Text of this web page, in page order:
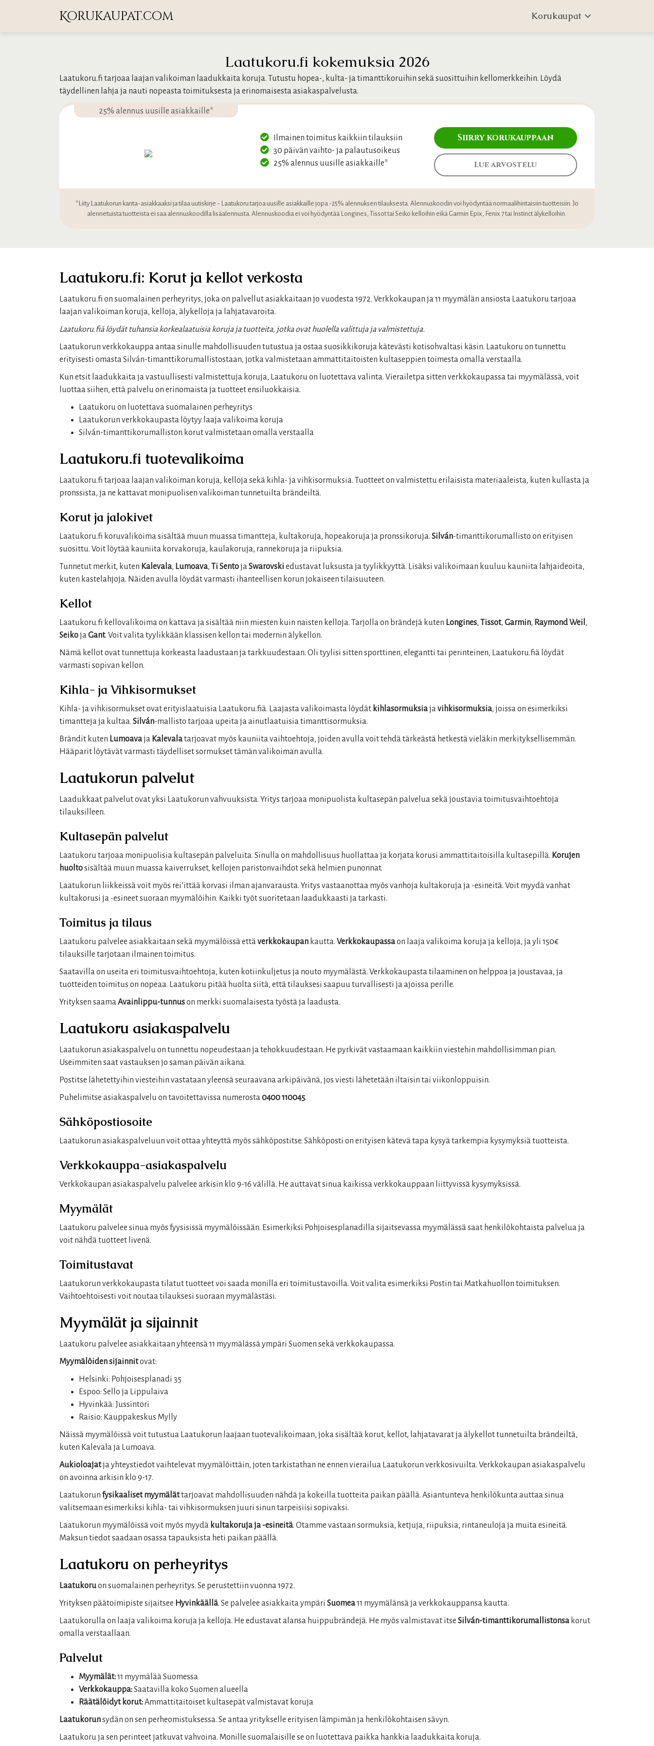
Korukaupat.com Korukaupat
Laatukoru.fi kokemuksia 2026
Laatukoru.fi tarjoaa laajan valikoiman laadukkaita koruja. Tutustu hopea-, kulta- ja timanttikoruihin sekä suosittuihin kellomerkkeihin. Löydä
täydellinen lahja ja nauti nopeasta toimituksesta ja erinomaisesta asiakaspalvelusta.
25% alennus uusille asiakkaille*
Ilmainen toimitus kaikkiin tilauksiin
30 päivän vaihto- ja palautusoikeus
25% alennus uusille asiakkaille*
Siirry korukauppaan
Lue arvostelu
*Liity Laatukorun kanta-asiakkaaksi ja tilaa uutiskirje - Laatukoru tarjoa uusille asiakkaille jopa -25% alennuksen tilauksesta. Alennuskoodin voi hyödyntää normaalihintaisiin tuotteisiin. Jo
alennetuista tuotteista ei saa alennuskoodilla lisäalennusta. Alennuskoodia ei voi hyödyntää Longines, Tissot tai Seiko kelloihin eikä Garmin Epix, Fenix 7 tai Instinct älykelloihin.
Laatukoru.fi: Korut ja kellot verkosta
Laatukoru.fi on suomalainen perheyritys, joka on palvellut asiakkaitaan jo vuodesta 1972. Verkkokaupan ja 11 myymälän ansiosta Laatukoru tarjoaa
laajan valikoiman koruja, kelloja, älykelloja ja lahjatavaroita.
Laatukoru.fiä löydät tuhansia korkealaatuisia koruja ja tuotteita, jotka ovat huolella valittuja ja valmistettuja.
Laatukorun verkkokauppa antaa sinulle mahdollisuuden tutustua ja ostaa suosikkikoruja kätevästi kotisohvaltasi käsin. Laatukoru on tunnettu
erityisesti omasta Silván-timanttikorumallistostaan, jotka valmistetaan ammattitaitoisten kultaseppien toimesta omalla verstaalla.
Kun etsit laadukkaita ja vastuullisesti valmistettuja koruja, Laatukoru on luotettava valinta. Vierailetpa sitten verkkokaupassa tai myymälässä, voit
luottaa siihen, että palvelu on erinomaista ja tuotteet ensiluokkaisia.
Laatukoru on luotettava suomalainen perheyritys
Laatukorun verkkokaupasta löytyy laaja valikoima koruja
Silván-timanttikorumalliston korut valmistetaan omalla verstaalla
Laatukoru.fi tuotevalikoima
Laatukoru.fi tarjoaa laajan valikoiman koruja, kelloja sekä kihla- ja vihkisormuksia. Tuotteet on valmistettu erilaisista materiaaleista, kuten kullasta ja
pronssista, ja ne kattavat monipuolisen valikoiman tunnetuilta brändeiltä.
Korut ja jalokivet
Laatukoru.fi koruvalikoima sisältää muun muassa timantteja, kultakoruja, hopeakoruja ja pronssikoruja. Silván-timanttikorumallisto on erityisen
suosittu. Voit löytää kauniita korvakoruja, kaulakoruja, rannekoruja ja riipuksia.
Tunnetut merkit, kuten Kalevala, Lumoava, Ti SentojaSwarovski edustavat luksusta ja tyylikkyyttä. Lisäksi valikoimaan kuuluu kauniita lahjaideoita,
kuten kastelahjoja. Näiden avulla löydät varmasti ihanteellisen korun jokaiseen tilaisuuteen.
Kellot
Laatukoru.fi kellovalikoima on kattava ja sisältää niin miesten kuin naisten kelloja. Tarjolla on brändejä kuten Longines, Tissot, Garmin, Raymond Weil ,
SeikojaGant. Voit valita tyylikkään klassisen kellon tai modernin älykellon.
Nämä kellot ovat tunnettuja korkeasta laadustaan ja tarkkuudestaan. Oli tyylisi sitten sporttinen, elegantti tai perinteinen, Laatukoru.fiä löydät
varmasti sopivan kellon.
Kihla- ja Vihkisormukset
Kihla- ja vihkisormukset ovat erityislaatuisia Laatukoru.fiä. Laajasta valikoimasta löydät kihlasormuksiajavihkisormuksia, joissa on esimerkiksi
timantteja ja kultaa. Silván-mallisto tarjoaa upeita ja ainutlaatuisia timanttisormuksia.
Brändit kuten Lumoavaja Kalevalatarjoavat myös kauniita vaihtoehtoja, joiden avulla voit tehdä tärkeästä hetkestä vieläkin merkityksellisemmän.
Hääparit löytävät varmasti täydelliset sormukset tämän valikoiman avulla.
Laatukorun palvelut
Laadukkaat palvelut ovat yksi Laatukorun vahvuuksista. Yritys tarjoaa monipuolista kultasepän palvelua sekä joustavia toimitusvaihtoehtoja
tilauksilleen.
Kultasepän palvelut
Laatukoru tarjoaa monipuolisia kultasepän palveluita. Sinulla on mahdollisuus huollattaa ja korjata korusi ammattitaitoisilla kultasepillä. Korujen
huoltosisältää muun muassa kaiverrukset, kellojen paristonvaihdot sekä helmien punonnat.
Laatukorun liikkeissä voit myös rei’ittää korvasi ilman ajanvarausta. Yritys vastaanottaa myös vanhoja kultakoruja ja -esineitä. Voit myydä vanhat
kultakorusi ja -esineet suoraan myymälöihin. Kaikki työt suoritetaan laadukkaasti ja tarkasti.
Toimitus ja tilaus
Laatukoru palvelee asiakkaitaan sekä myymälöissä ettäverkkokaupan kautta. Verkkokaupassaon laaja valikoima koruja ja kelloja, ja yli 150€
tilauksille tarjotaan ilmainen toimitus.
Saatavilla on useita eri toimitusvaihtoehtoja, kuten kotiinkuljetus ja nouto myymälästä. Verkkokaupasta tilaaminen on helppoa ja joustavaa, ja
tuotteiden toimitus on nopeaa. Laatukoru pitää huolta siitä, että tilauksesi saapuu turvallisesti ja ajoissa perille.
Yrityksen saamaAvainlippu-tunnuson merkki suomalaisesta työstä ja laadusta.
Laatukoru asiakaspalvelu
Laatukorun asiakaspalvelu on tunnettu nopeudestaan ja tehokkuudestaan. He pyrkivät vastaamaan kaikkiin viestehin mahdollisimman pian.
Useimmiten saat vastauksen jo saman päivän aikana.
Postitse lähetettyihin viesteihin vastataan yleensä seuraavana arkipäivänä, jos viesti lähetetään iltaisin tai viikonloppuisin.
Puhelimitse asiakaspalvelu on tavoitettavissa numerosta0400 110045.
Sähköpostiosoite
Laatukorun asiakaspalveluun voit ottaa yhteyttä myös sähköpostitse. Sähköposti on erityisen kätevä tapa kysyä tarkempia kysymyksiä tuotteista.
Verkkokauppa-asiakaspalvelu
Verkkokaupan asiakaspalvelu palvelee arkisin klo 9-16 välillä. He auttavat sinua kaikissa verkkokauppaan liittyvissä kysymyksissä.
Myymälät
Laatukoru palvelee sinua myös fyysisissä myymälöissään. Esimerkiksi Pohjoisesplanadilla sijaitsevassa myymälässä saat henkilökohtaista palvelua ja
voit nähdä tuotteet livenä.
Toimitustavat
Laatukorun verkkokaupasta tilatut tuotteet voi saada monilla eri toimitustavoilla. Voit valita esimerkiksi Postin tai Matkahuollon toimituksen.
Vaihtoehtoisesti voit noutaa tilauksesi suoraan myymälästäsi.
Myymälät ja sijainnit
Laatukoru palvelee asiakkaitaan yhteensä 11 myymälässä ympäri Suomen sekä verkkokaupassa.
Myymälöiden sijainnitovat:
Helsinki: Pohjoisesplanadi 35
Espoo: Sello ja Lippulaiva
Hyvinkää: Jussintori
Raisio: Kauppakeskus Mylly
Näissä myymälöissä voit tutustua Laatukorun laajaan tuotevalikoimaan, joka sisältää korut, kellot, lahjatavarat ja älykellot tunnetuilta brändeiltä,
kuten Kalevala ja Lumoava.
Aukioloajatja yhteystiedot vaihtelevat myymälöittäin, joten tarkistathan ne ennen vierailua Laatukorun verkkosivuilta. Verkkokaupan asiakaspalvelu
on avoinna arkisin klo 9-17.
Laatukorun fysikaaliset myymälättarjoavat mahdollisuuden nähdä ja kokeilla tuotteita paikan päällä. Asiantunteva henkilökunta auttaa sinua
valitsemaan esimerkiksi kihla- tai vihkisormuksen juuri sinun tarpeisiisi sopivaksi.
Laatukorun myymälöissä voit myös myydä kultakoruja ja -esineitä. Otamme vastaan sormuksia, ketjuja, riipuksia, rintaneuloja ja muita esineitä.
Maksun tiedot saadaan osassa tapauksista heti paikan päällä.
Laatukoru on perheyritys
Laatukoruon suomalainen perheyritys. Se perustettiin vuonna 1972.
Yrityksen päätoimipiste sijaitsee Hyvinkäällä. Se palvelee asiakkaita ympäri Suomea11 myymälänsä ja verkkokauppansa kautta.
Laatukorulla on laaja valikoima koruja ja kelloja. He edustavat alansa huippubrändejä. He myös valmistavat itse Silván-timanttikorumallistonsa korut
omalla verstaallaan.
Palvelut
Myymälät:11 myymälää Suomessa
Verkkokauppa:Saatavilla koko Suomen alueella
Räätälöidyt korut:Ammattitaitoiset kultasepät valmistavat koruja
Laatukorunsydän on sen perheomistuksessa. Se antaa yritykselle erityisen lämpimän ja henkilökohtaisen sävyn.
Laatukoru ja sen perinteet jatkuvat vahvoina. Monille suomalaisille se on luotettava paikka hankkia laadukkaita koruja.